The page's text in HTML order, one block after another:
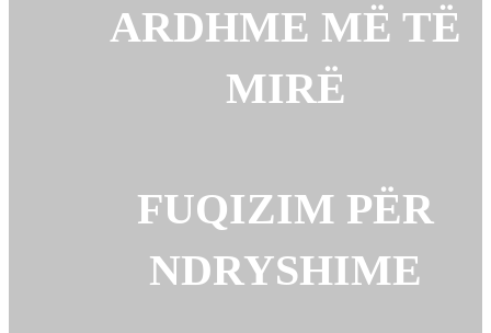
ARDHME MË TË
MIRË
FUQIZIM PËR
NDRYSHIME